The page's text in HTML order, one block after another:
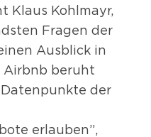
Klaus Kohlmayr,
Fragen der
Ausblick in
Airbnb beruht
der
erlauben”,